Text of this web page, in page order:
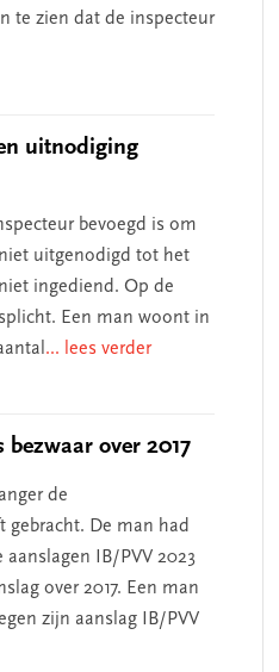
te zien dat de inspecteur
uitnodiging
bevoegd is om
uitgenodigd tot het
ingediend. Op de
Een man woont in
... lees verder
over 2017
de
gebracht. De man had
IB/PVV 2023
over 2017. Een man
zijn aanslag IB/PVV